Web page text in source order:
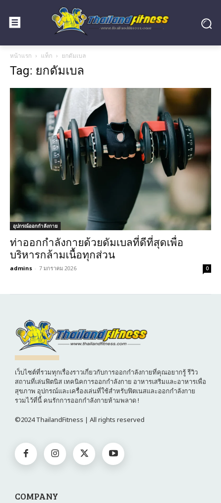
หน้าแรก แท็ก ยกดัมเบล
Tag: ยกดัมเบล
อุปกรณ์ออกกำลังกาย
ท่าออกกำลังกายด้วยดัมเบลที่ดีที่สุดเพื่อ
บริหารกล้ามเนื้อทุกส่วน
admins - 7 มกราคม 2026 0
เว็บไซต์ที่รวมทุกเรื่องราวเกี่ยวกับการออกกำลังกายที่คุณอยากรู้ รีวิว
สถานที่เล่นฟิตนิส เทคนิคการออกกำลังกาย อาหารเสริมและอาหารเพื่อ
สุขภาพ อุปกรณ์และเครื่องเล่นที่ใช้สำหรับฟิตเนสและออกกำลังกาย
รวมไว้ที่นี้ คนรักการออกกำลังกายห้ามพลาด !
©2024 ThailandFitness | All rights reserved
COMPANY